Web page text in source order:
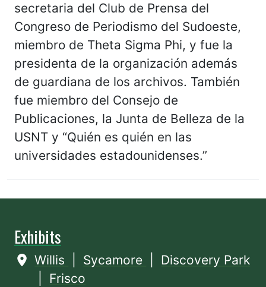
secretaria del Club de Prensa del
Congreso de Periodismo del Sudoeste,
miembro de Theta Sigma Phi, y fue la
presidenta de la organización además
de guardiana de los archivos. También
fue miembro del Consejo de
Publicaciones, la Junta de Belleza de la
USNT y “Quién es quién en las
universidades estadounidenses.”
Exhibits
Willis Sycamore
Discovery Park
Frisco